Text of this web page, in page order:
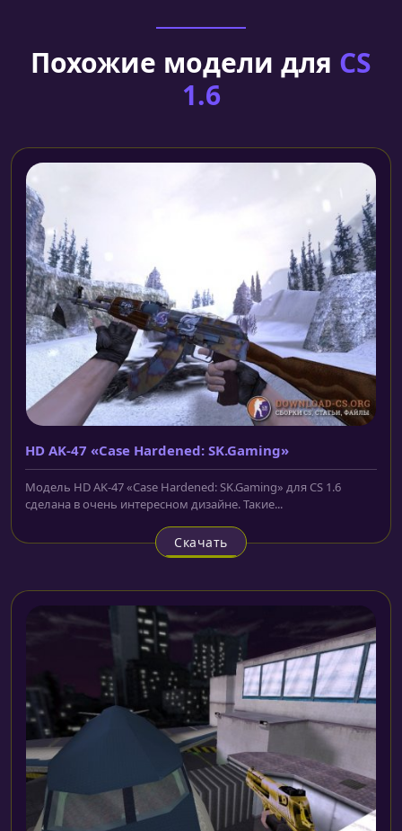
Похожие модели для CS
1.6
HD AK-47 «Case Hardened: SK.Gaming»
Модель HD AK-47 «Case Hardened: SK.Gaming» для CS 1.6
сделана в очень интересном дизайне. Такие...
Скачать